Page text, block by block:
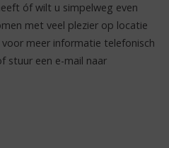
óf wilt u simpelweg even
met veel plezier op locatie
meer informatie telefonisch
stuur een e-mail naar